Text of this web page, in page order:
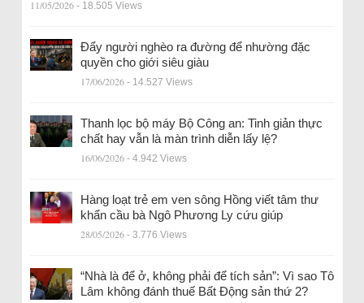
11/05/2026 - 18.505 Views
Đẩy người nghèo ra đường để nhường đặc
quyền cho giới siêu giàu
17/06/2026 - 14.527 Views
Thanh lọc bộ máy Bộ Công an: Tinh giản thực
chất hay vẫn là màn trình diễn lấy lệ?
16/06/2026 - 4.942 Views
Hàng loạt trẻ em ven sông Hồng viết tâm thư
khẩn cầu bà Ngô Phương Ly cứu giúp
28/05/2026 - 3.776 Views
“Nhà là để ở, không phải để tích sản”: Vì sao Tô
Lâm không đánh thuế Bất Động sản thứ 2?